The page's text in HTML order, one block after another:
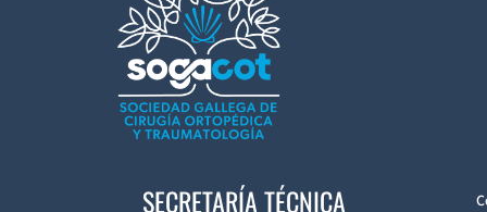
SECRETARÍA TÉCNICA